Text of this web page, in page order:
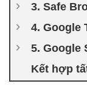
3. Safe
4. Google
5. Google
Kết hợp